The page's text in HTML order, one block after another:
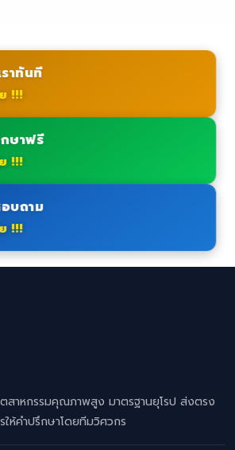
าทันที
!!!
ษาฟรี
!!!
บถาม
!!!
สาหกรรมคุณภาพสูง มาตรฐานยุโรป ส่งตรง
ให้คำปรึกษาโดยทีมวิศวกร